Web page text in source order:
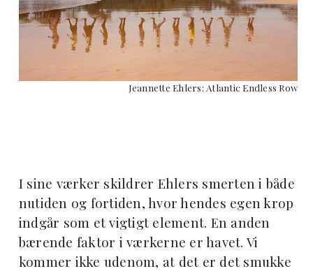
Jeannette Ehlers: Atlantic Endless Row
I sine værker skildrer Ehlers smerten i både
nutiden og fortiden, hvor hendes egen krop
indgår som et vigtigt element. En anden
bærende faktor i værkerne er havet. Vi
kommer ikke udenom, at det er det smukke